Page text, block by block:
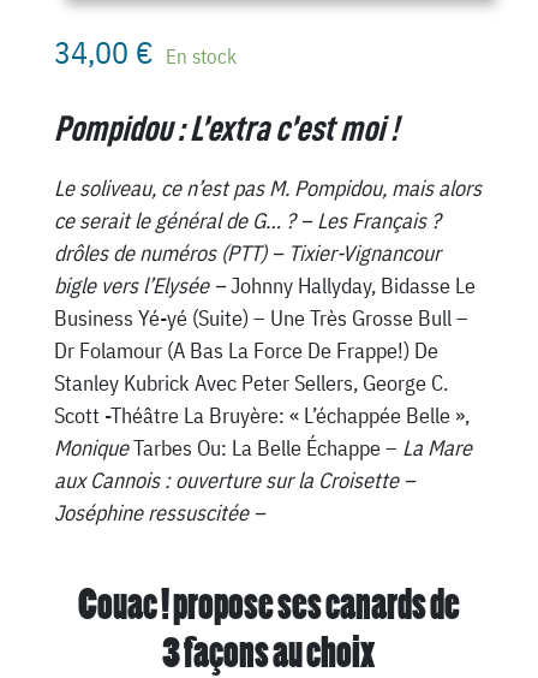
34,00 € En stock
Pompidou : L’extra c’est moi !
Le soliveau, ce n’est pas M. Pompidou, mais alors
ce serait le général de G… ? – Les Français ?
drôles de numéros (PTT) – Tixier-Vignancour
bigle vers l’Elysée –Johnny Hallyday, Bidasse Le
Business Yé-yé (Suite) – Une Très Grosse Bull –
Dr Folamour (A Bas La Force De Frappe!) De
Stanley Kubrick Avec Peter Sellers, George C.
Scott -Théâtre La Bruyère: « L’échappée Belle »,
MoniqueTarbes Ou: La Belle Échappe – La Mare
aux Cannois : ouverture sur la Croisette –
Joséphine ressuscitée –
Couac ! propose ses canards de
3 façons au choix